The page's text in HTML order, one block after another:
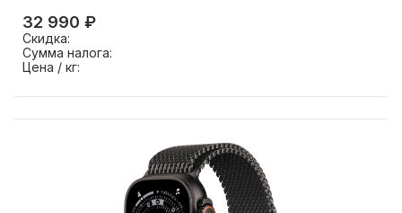
32 990 ₽
Скидка:
Сумма налога:
Цена / кг: